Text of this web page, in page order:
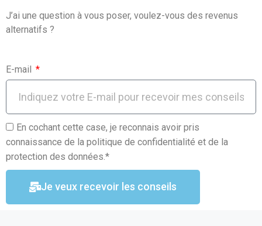
J’ai une question à vous poser, voulez-vous des revenus
alternatifs ?
E-mail
En cochant cette case, je reconnais avoir pris
connaissance de la politique de confidentialité et de la
protection des données.*
Je veux recevoir les conseils